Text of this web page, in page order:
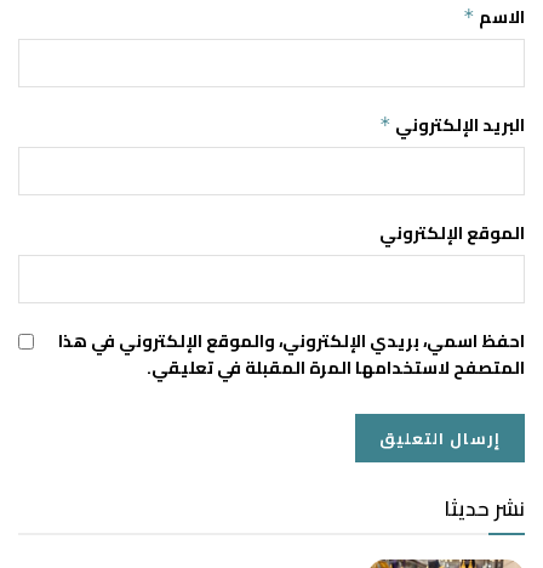
الاسم *
البريد الإلكتروني *
الموقع الإلكتروني
احفظ اسمي، بريدي الإلكتروني، والموقع الإلكتروني في هذا
المتصفح لاستخدامها المرة المقبلة في تعليقي.
نشر حديثا